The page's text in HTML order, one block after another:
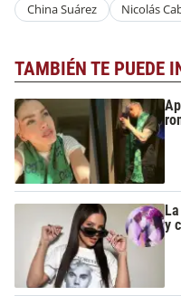
China Suárez Nicolás
TAMBIÉN TE PUEDE
y